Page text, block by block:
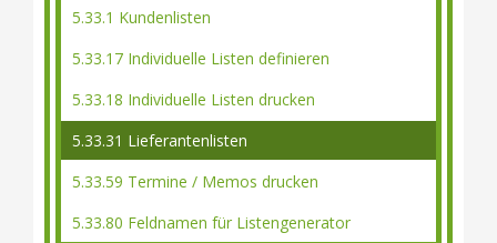
5.33.1 Kundenlisten
5.33.17 Individuelle Listen definieren
5.33.18 Individuelle Listen drucken
5.33.31 Lieferantenlisten
5.33.59 Termine / Memos drucken
5.33.80 Feldnamen für Listengenerator